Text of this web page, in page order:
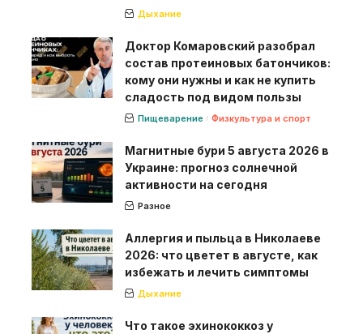
Дыхание
Доктор Комаровский разобрал
состав протеиновых батончиков:
кому они нужны и как не купить
сладость под видом пользы
Пищеварение Физкультура и спорт
Магнитные бури 5 августа 2026 в
Украине: прогноз солнечной
активности на сегодня
Разное
Аллергия и пыльца в Николаеве
2026: что цветет в августе, как
избежать и лечить симптомы
Дыхание
Что такое эхинококкоз у